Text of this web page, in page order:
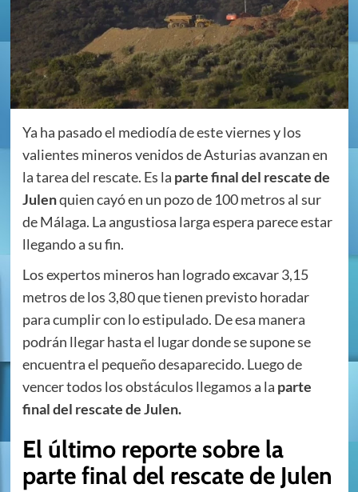
Ya ha pasado el mediodía de este viernes y los
valientes mineros venidos de Asturias avanzan en
la tarea del rescate. Es la parte final del rescate de
Julenquien cayó en un pozo de 100 metros al sur
de Málaga. La angustiosa larga espera parece estar
llegando a su fin.
Los expertos mineros han logrado excavar 3,15
metros de los 3,80 que tienen previsto horadar
para cumplir con lo estipulado. De esa manera
podrán llegar hasta el lugar donde se supone se
encuentra el pequeño desaparecido. Luego de
vencer todos los obstáculos llegamos a la parte
final del rescate de Julen.
El último reporte sobre la
parte final del rescate de Julen